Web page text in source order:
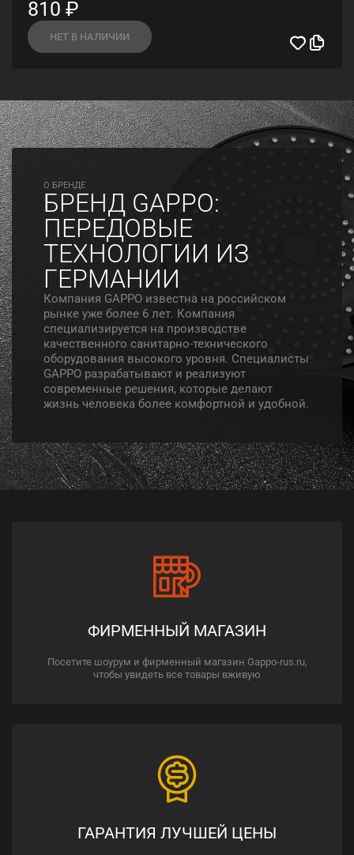
810 ₽
НЕТ В НАЛИЧИИ
O БРЕНДЕ
БРЕНД GAPPO:
ПЕРЕДОВЫЕ
ТЕХНОЛОГИИ ИЗ
ГЕРМАНИИ
Компания GAPPO известна на российском
рынке уже более 6 лет. Компания
специализируется на производстве
качественного санитарно-технического
оборудования высокого уровня. Специалисты
GAPPO разрабатывают и реализуют
современные решения, которые делают
жизнь человека более комфортной и удобной.
ФИРМЕННЫЙ МАГАЗИН
Посетите шоурум и фирменный магазин Gappo-rus.ru,
чтобы увидеть все товары вживую
ГАРАНТИЯ ЛУЧШЕЙ ЦЕНЫ